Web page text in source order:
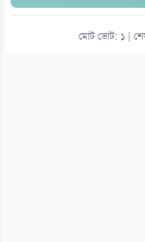
মোট ভোট: ১ |